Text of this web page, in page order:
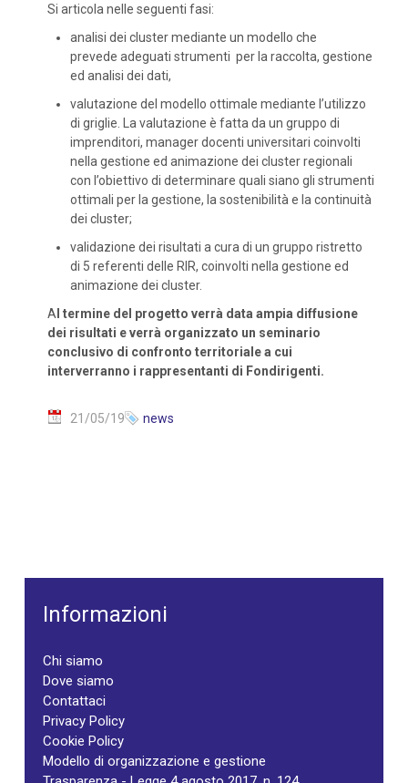
Si articola nelle seguenti fasi:
analisi dei cluster mediante un modello che
prevede adeguati strumenti per la raccolta, gestione
ed analisi dei dati,
valutazione del modello ottimale mediante l’utilizzo
di griglie. La valutazione è fatta da un gruppo di
imprenditori, manager docenti universitari coinvolti
nella gestione ed animazione dei cluster regionali
con l’obiettivo di determinare quali siano gli strumenti
ottimali per la gestione, la sostenibilità e la continuità
dei cluster;
validazione dei risultati a cura di un gruppo ristretto
di 5 referenti delle RIR, coinvolti nella gestione ed
animazione dei cluster.
A l termine del progetto verrà data ampia diffusione
dei risultati e verrà organizzato un seminario
conclusivo di confronto territoriale a cui
interverranno i rappresentanti di Fondirigenti.
21/05/19 news
Informazioni
Chi siamo
Dove siamo
Contattaci
Privacy Policy
Cookie Policy
Modello di organizzazione e gestione